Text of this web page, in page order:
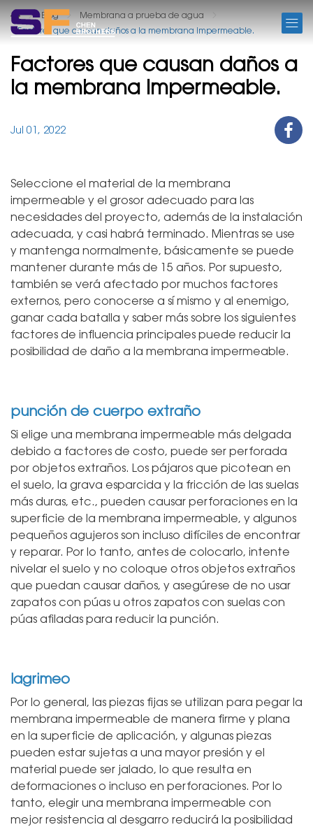
Blog
Membrana a prueba de agua
Factores que causan daños a la membrana impermeable.
Factores que causan daños a
la membrana impermeable.
Jul 01, 2022
Seleccione el material de la membrana
impermeable y el grosor adecuado para las
necesidades del proyecto, además de la instalación
adecuada, y casi habrá terminado. Mientras se use
y mantenga normalmente, básicamente se puede
mantener durante más de 15 años. Por supuesto,
también se verá afectado por muchos factores
externos, pero conocerse a sí mismo y al enemigo,
ganar cada batalla y saber más sobre los siguientes
factores de influencia principales puede reducir la
posibilidad de daño a la membrana impermeable.
punción de cuerpo extraño
Si elige una membrana impermeable más delgada
debido a factores de costo, puede ser perforada
por objetos extraños. Los pájaros que picotean en
el suelo, la grava esparcida y la fricción de las suelas
más duras, etc., pueden causar perforaciones en la
superficie de la membrana impermeable, y algunos
pequeños agujeros son incluso difíciles de encontrar
y reparar. Por lo tanto, antes de colocarlo, intente
nivelar el suelo y no coloque otros objetos extraños
que puedan causar daños, y asegúrese de no usar
zapatos con púas u otros zapatos con suelas con
púas afiladas para reducir la punción.
lagrimeo
Por lo general, las piezas fijas se utilizan para pegar la
membrana impermeable de manera firme y plana
en la superficie de aplicación, y algunas piezas
pueden estar sujetas a una mayor presión y el
material puede ser jalado, lo que resulta en
deformaciones o incluso en perforaciones. Por lo
tanto, elegir una membrana impermeable con
mejor resistencia al desgarro reducirá la posibilidad